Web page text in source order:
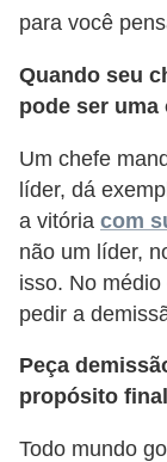
para você
Quando seu
pode ser uma
Um chefe
líder, dá
a vitória com
não um líder,
isso. No
pedir a
Peça
propósito
Todo mundo
a
ã
o
n
o
t
r
a
a
l
h